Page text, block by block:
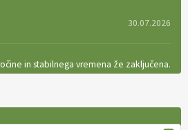
30.07.2026
in stabilnega vremena že zaključena.
https://t.co/TtKoOF5ENS